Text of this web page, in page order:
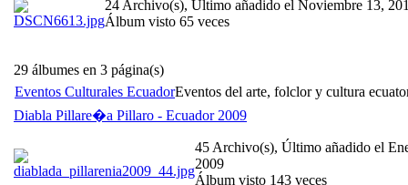
24 Archivo(s), Último añadido el Noviembre 13,
Álbum visto 65 veces
29 álbumes en 3 página(s)
Eventos Culturales EcuadorEventos del arte, folclor y cultura
Diabla Pillare�a Pillaro - Ecuador 2009
45 Archivo(s), Último añadido el
2009
Álbum visto 143 veces